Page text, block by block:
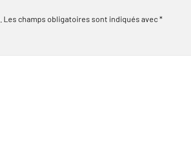
Les champs obligatoires sont indiqués avec*